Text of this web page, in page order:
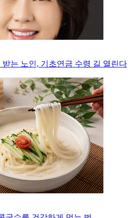
받는 노인, 기초연금 수령 길 열린다